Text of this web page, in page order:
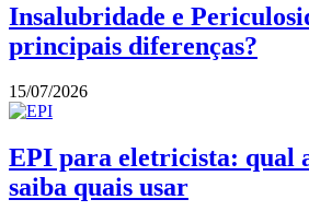
Insalubridade e
principais diferenças?
15/07/2026
EPI para eletricista: qual
saiba quais usar